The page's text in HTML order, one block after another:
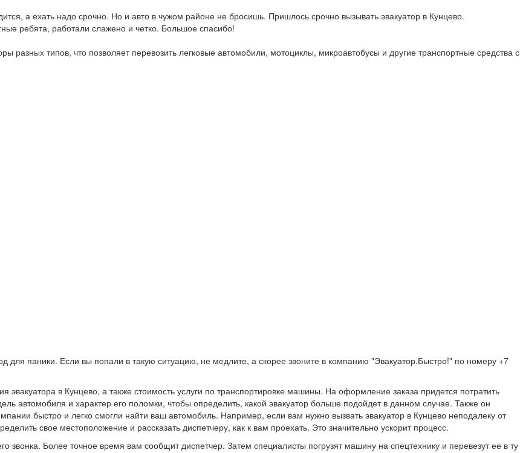
а ехать надо срочно. Но и авто в чужом районе не бросишь. Пришлось срочно вызывать эвакуатор в Кунцево.
ребята, работали слажено и четко. Большое спасибо!
типов, что позволяет перевозить легковые автомобили, мотоциклы, микроавтобусы и другие транспортные средства с
для паники. Если вы попали в такую ситуацию, не медлите, а скорее звоните в компанию "Эвакуатор.Быстро!" по номеру +7
в Кунцево, а также стоимость услуги по транспортировке машины. На оформление заказа придется потратить
автомобиля и характер его поломки, чтобы определить, какой эвакуатор больше подойдет в данном случае. Также он
быстро и легко смогли найти ваш автомобиль. Например, если вам нужно вызвать эвакуатор в Кунцево неподалеку от
свое местоположение и рассказать диспетчеру, как к вам проехать. Это значительно ускорит процесс.
звонка. Более точное время вам сообщит диспетчер. Затем специалисты погрузят машину на спецтехнику и перевезут ее в ту